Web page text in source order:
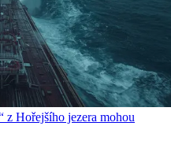
z Hořejšího jezera mohou